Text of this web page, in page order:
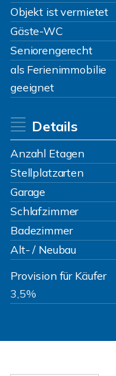
Objekt ist vermietet
Gäste-WC
Seniorengerecht
als Ferienimmobilie
geeignet
Details
Anzahl Etagen
Stellplatzarten
Garage
Schlafzimmer
Badezimmer
Alt- / Neubau
Provision für Käufer
3,5%